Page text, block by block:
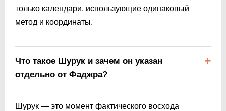
только календари, использующие одинаковый
метод и координаты.
Что такое Шурук и зачем он указан
отдельно от Фаджра?
Шурук — это момент фактического восхода